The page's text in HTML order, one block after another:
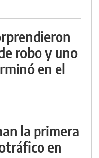
robo y uno
en el
la primera
en